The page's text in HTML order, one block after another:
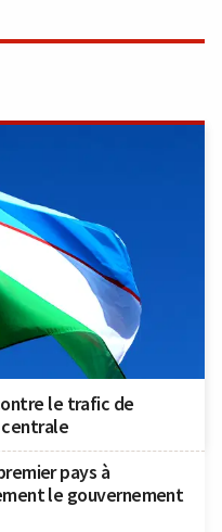
le trafic de
pays à
le gouvernement